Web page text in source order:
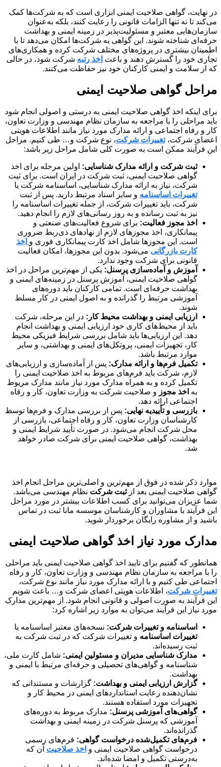
در نهایت، گواهی صلاحیت ایمنی ابزاری است که به شرکت‌ها کمک
می‌کند تا نه تنها الزامات قانونی را رعایت کنند، بلکه به‌عنوان
سازمان‌هایی معتبر و مسئولیت‌پذیر در زمینه ایمنی و بهداشت
حرفه‌ای شناخته شوند. این گواهی به شرکت‌ها امکان می‌دهد تا با
اطمینان بیشتری در پروژه‌های مختلف شرکت کرده و همکاری‌های
تجاری خود را گسترش دهند و باعث اخذ رتبه شرکت شود، در حالی
که از سلامت و ایمنی کارکنان خود نیز حفاظت می‌کنند.
مراحل گواهی صلاحیت ایمنی
برای اینکه اخذ گواهی صلاحیت ایمنی به درستی و اصولی انجام شود
باید مراحلی را با مراجعه به سازمان نظام مهندسی و وزارت تعاون،
کار و رفاه اجتماعی و ارائه مدارک مورد نیاز مانند اطلاعات هویتی
اعضای شرکت،تغییرات شرکت، نوع شرکت و… طی کنیم. مراحل
این فرآیند ممکن است به صورت کلی شامل مراحل زیر باشد:
ثبت شرکت و ارائه مدارک شناسایی: اولین مرحله برای اخذ
گواهی صلاحیت ایمنی، ثبت شرکت در ایران است. برای ثبت
شرکت، نیاز به ارائه مدارک شناسایی، اساسنامه شرکت یا
تغییرات اساسنامه و سایر اسناد مرتبط دارید. پس از ثبت
شرکت، باید تغییرات شرکت، از جمله تغییرات اساسنامه را
نیز به ثبت رسانده و به روز رسانی‌های لازم را انجام دهید.
اخذ مجوز فعالیت: برای شروع فعالیت‌های صنعتی و
پیمانکاری، اخذ مجوزهای لازم از نهادهای ذی‌ربط ضروری
است. این مجوزها شامل اخذ کارت پیمانکاری فوری و اخذ
کارت بازرگانی می‌شود. بدون این مجوزها، امکان فعالیت
قانونی برای شرکت وجود ندارد.
آموزش و آماده‌سازی پرسنل: یکی از مهم‌ترین مراحل در اخذ
گواهی صلاحیت ایمنی، آموزش پرسنل در زمینه‌های ایمنی و
بهداشت حرفه‌ای است. تمامی کارکنان باید دوره‌های
آموزشی مرتبط را گذرانده و به اصول ایمنی در کار مسلط
شوند.
ارزیابی ایمنی و بهداشت محیط کار: در این مرحله، شرکت
باید از محیط‌های کاری خود ارزیابی ایمنی و بهداشت انجام
دهد. این ارزیابی‌ها باید شامل بررسی شرایط فیزیکی محیط
کار، تجهیزات ایمنی، پروتکل‌های ایمنی و بهداشتی، و سایر
موارد مرتبط باشد.
تکمیل فرم‌ها و ارائه مدارک: پس از آماده‌سازی و ارزیابی‌های
لازم، شرکت باید فرم‌های مربوط به اخذ صلاحیت ایمنی را
تکمیل کرده و به همراه مدارک مورد نیاز مانند مدارک مریوط
به اخذ مجوز و‌ صلاحیت شرکت به وزارت تعاون، کار و رفاه
اجتماعی ارائه دهد.
بازرسی و تأییدیه نهایی: پس از بررسی مدارک و فرم‌ها توسط
کارشناسان وزارت تعاون، کار و رفاه اجتماعی، بازرسی از
محل شرکت انجام می‌شود. در صورت تأیید شرایط ایمنی و
بهداشت، گواهی صلاحیت ایمنی برای شرکت صادر خواهد
شد.
موارد ذکر شده در فوق از مهم‌ترین و اصلی‌ترین مراحل انجام اخذ
گواهی صلاحیت ایمنی بعد ازثبت شرکت نظام مهندسی می‌باشد.
شما عزیزان می‌توانید برای کسب اطلاعات بیشتر در مورد مراحل
این فرآیند با مشاوران و کارشناسان موسسه مانا ثبت در تماس
باشید و از مشاوره رایگان برخوردار شوید.
مدارک مورد نیاز اخذ گواهی صلاحیت ایمنی
همانطور که گفتیم برای تایید اخذ گواهی صلاحیت ایمنی باید مراحلی
را با مراجعه به سازمان نظام مهندسی و وزارت تعاون، کار و رفاه
اجتماعی طی کنیم و با ارائه مدارک مورد نیاز مانند نوع شرکت،
تغییرات شرکت، اطلاعات هویتی اعضای شرکت و… باعث شویم
این فرآیند به صورت اصولی و قانونی انجام شود. از مهم‌ترین مدارک
مورد نیاز این فرآیند می‌توان به موارد زیر اشاره کرد:
اساسنامه و تغییرات شرکت: نسخه‌های معتبر اساسنامه یا
تغییرات اساسنامه و تغییرات شرکت که در ثبت شرکت به
ثبت رسیده‌اند.
مدارک شناسایی مدیران و مسئولین ایمنی: شامل کارت ملی،
شناسنامه و گواهی‌های تحصیلی و حرفه‌ای مرتبط با ایمنی و
بهداشت.
گزارش ارزیابی ایمنی و بهداشت: گزارشات و مستنداتی که
نشان‌دهنده رعایت استانداردهای ایمنی در محیط کار و
تجهیزات مورد استفاده هستند.
گواهی‌های آموزشی پرسنل: مدارک مربوط به دوره‌های
آموزشی که پرسنل شرکت در زمینه ایمنی و بهداشت
گذرانده‌اند.
فرم‌های تکمیل‌شده درخواست گواهی: فرم‌های رسمی
درخواست گواهی صلاحیت ایمنی و اخذ صلاحیت آن که
به‌درستی تکمیل و امضا شده‌اند.